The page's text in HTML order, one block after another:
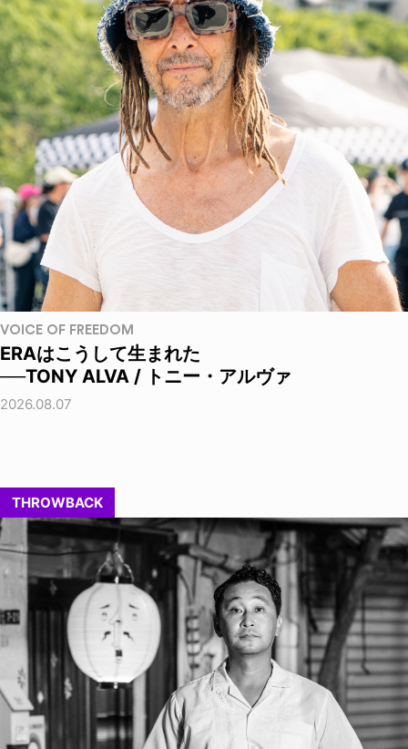
VOICE OF FREEDOM
ERAはこうして生まれた
──TONY ALVA / トニー・アルヴァ
2026.08.07
THROWBACK